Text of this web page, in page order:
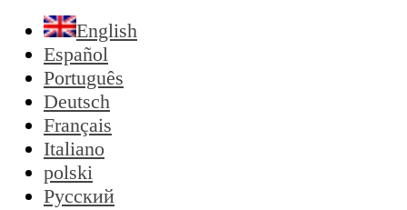
English
Español
Português
Deutsch
Français
Italiano
polski
Русский